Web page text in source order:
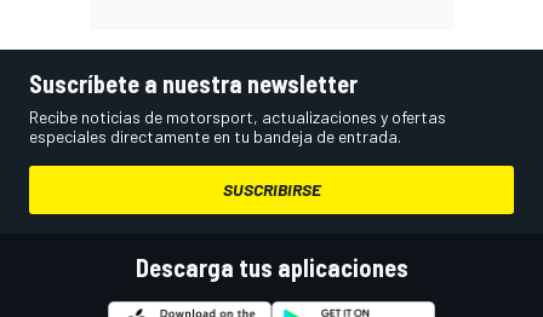
Suscríbete a nuestra newsletter
Recibe noticias de motorsport, actualizaciones y ofertas
especiales directamente en tu bandeja de entrada.
SUSCRIBIRSE
Descarga tus aplicaciones